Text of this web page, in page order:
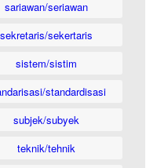
sariawan/seriawan
sekretaris/sekertaris
sistem/sistim
standardisasi
subjek/subyek
teknik/tehnik